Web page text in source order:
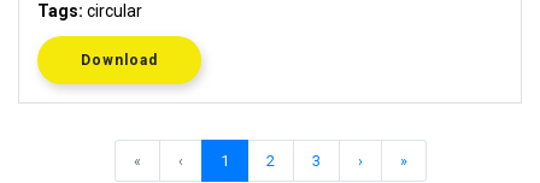
Tags: circular
Download
« ‹ 1 2 3 › »